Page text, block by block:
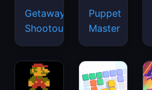
Getaway
Shootout
Puppet
Master